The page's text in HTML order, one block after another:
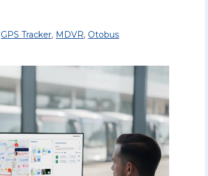
GPS Tracker, MDVR, Otobus